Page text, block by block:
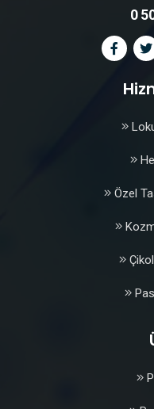
0
Özel